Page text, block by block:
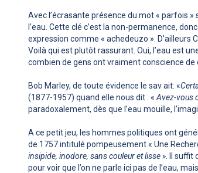
Avec l’écrasante présence du mot « parfois
l’eau. Cette clé c’est la non-permanence,
expression comme « achedeuzo ». D’ailleurs
Voilà qui est plutôt rassurant. Oui, l’eau est
combien de gens ont vraiment conscience de
Bob Marley, de toute évidence le sav ait: «
(1877-1957) quand elle nous dit : « Avez-vous
paradoxalement, dès que l’eau mouille,
A ce petit jeu, les hommes politiques ont
de 1757 intitulé pompeusement « Une
insipide, inodore, sans couleur et lisse » . Il
pour voir que l’on ne parle ici pas de l’eau,